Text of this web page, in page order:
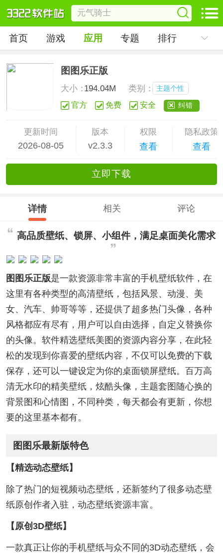
首页 游戏 应用 专题 排行
图图乐正版
大小：194.04M 类别： 主题个性
官方 免费 安全 纠错
更新时间
2026-08-05
版本
v2.3.3
权限
查看
隐私政策
查看
立即下载
详情 相关 评论
高品质壁纸、锁屏、小组件，满足桌面美化需求
图图乐正版是一款资源非常丰富的手机壁纸软件，在
这里有各种类型的高清壁纸，包括风景、动漫、美
女、汽车、帅哥等等，还提供了超多热门头像，各种
风格都应有尽有，用户可以自由选择，自定义替换你
的头像。软件精选壁纸美图的资源内容分享，在此轻
松的发现到你喜爱的壁纸内容，不仅可以免费的下载
保存，还可以一键设定为你的桌面锁屏壁纸。百万高
清无水印的精美壁纸，炫酷头像，主题套图随心换的
背景图和心情图，不同种类，每天都会有更新，你想
要的这里基本都有。
图图乐最新版特色
【精选动态壁纸】
除了热门的短视频动态壁纸，还新签约了很多动态壁
纸原创作者入驻，动态壁纸资源丰富。
【原创3D壁纸】
一款真正让你的手机壁纸与众不同的3D动态壁纸，会